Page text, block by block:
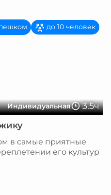
Индивидуальная 3.5ч
до 10 человек
в самые приятные
его культур